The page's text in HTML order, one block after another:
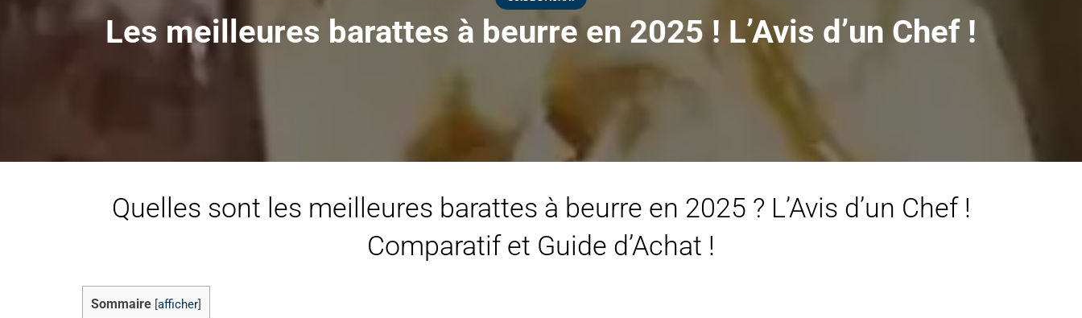
Les meilleures barattes à beurre en 2025 ! L’Avis d’un Chef !
Quelles sont les meilleures barattes à beurre en 2025 ? L’Avis d’un Chef !
Comparatif et Guide d’Achat !
Sommaire afficher